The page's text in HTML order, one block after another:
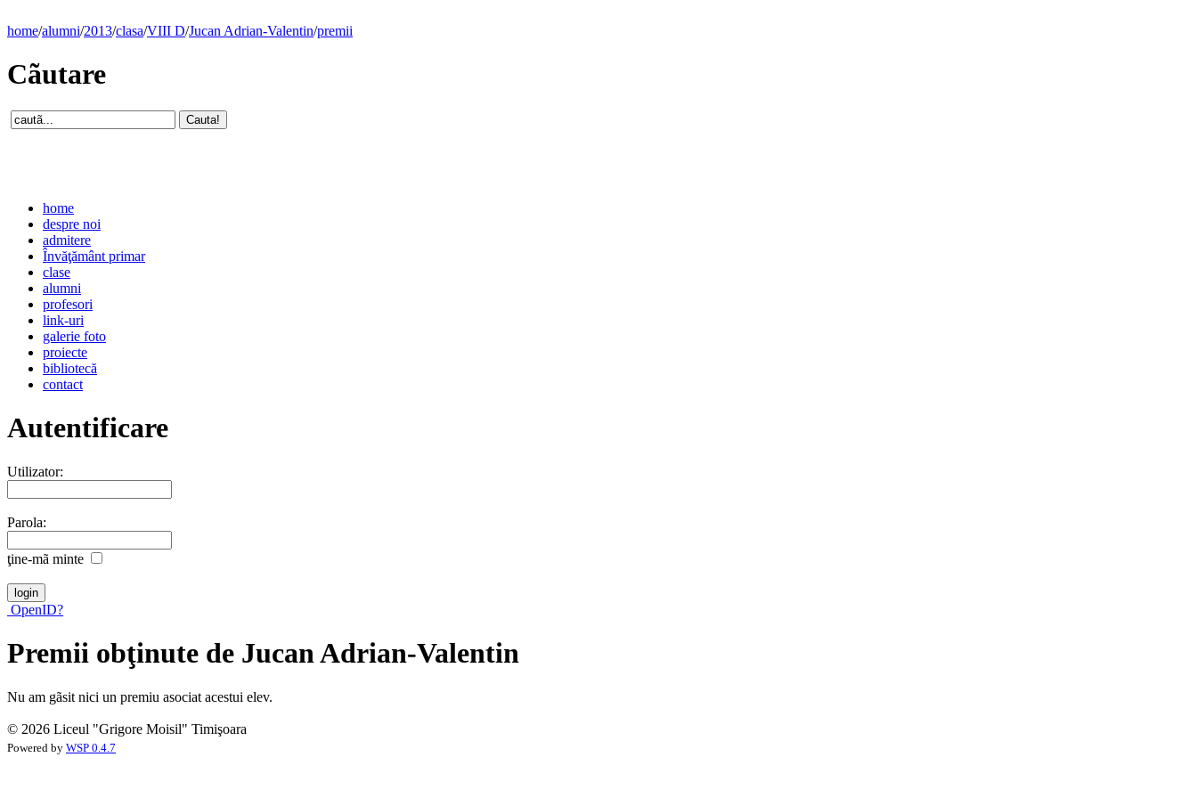
home/alumni/2013/clasa/VIII D/Jucan Adrian-Valentin/premii
Cãutare
home
despre noi
admitere
Învăţământ primar
clase
alumni
profesori
link-uri
galerie foto
proiecte
bibliotecă
contact
Autentificare
Utilizator:
Parola:
ţine-mã minte
OpenID?
Premii obţinute de Jucan Adrian-Valentin
Nu am gãsit nici un premiu asociat acestui elev.
© 2026 Liceul "Grigore Moisil" Timişoara
Powered by WSP 0.4.7